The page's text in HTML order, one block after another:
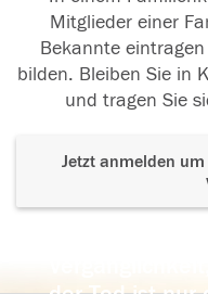
Mitglieder einer
Bekannte
bilden. Bleiben Sie in
und tragen Sie
Jetzt anmelden